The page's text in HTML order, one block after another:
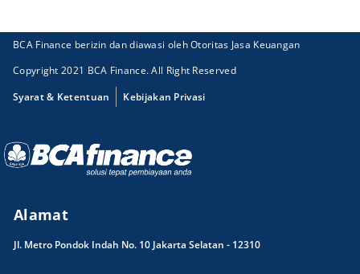
BCA Finance berizin dan diawasi oleh Otoritas Jasa Keuangan
Copyright 2021 BCA Finance. All Right Reserved
Syarat & Ketentuan
Kebijakan Privasi
Alamat
Jl. Metro Pondok Indah No. 10 Jakarta Selatan - 12310